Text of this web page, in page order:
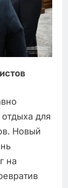
для
Новый
на